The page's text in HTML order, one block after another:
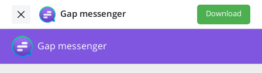
Gap messenger Download
Gap messenger